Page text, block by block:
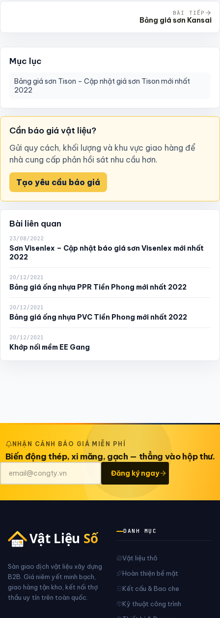
BÀI TIẾP
Bảng giá sơn Kansai
Mục lục
Bảng giá sơn Tison – Cập nhật giá sơn Tison mới nhất
2022
Cần báo giá vật liệu?
Gửi quy cách, khối lượng và khu vực giao hàng để
nhà cung cấp phản hồi sát nhu cầu hơn.
Tạo yêu cầu báo giá
Bài liên quan
23/08/2022
Sơn Visenlex – Cập nhật báo giá sơn Visenlex mới nhất
2022
20/12/2021
Bảng giá ống nhựa PPR Tiền Phong mới nhất 2022
20/12/2021
Bảng giá ống nhựa PVC Tiền Phong mới nhất 2022
20/12/2021
Khớp nối mềm EE Gang
NHẬN CẢNH BÁO GIÁ MIỄN PHÍ
Biến động thép, xi măng, gạch — thẳng vào hộp thư.
Đăng ký ngay
Sàn giao dịch vật liệu xây dựng
B2B. Giá niêm yết minh bạch,
giao hàng tận kho, kết nối thợ
thầu uy tín trên toàn quốc.
DANH MỤC
Vật liệu thô
Hoàn thiện bề mặt
Kết cấu & Bao che
Kỹ thuật công trình